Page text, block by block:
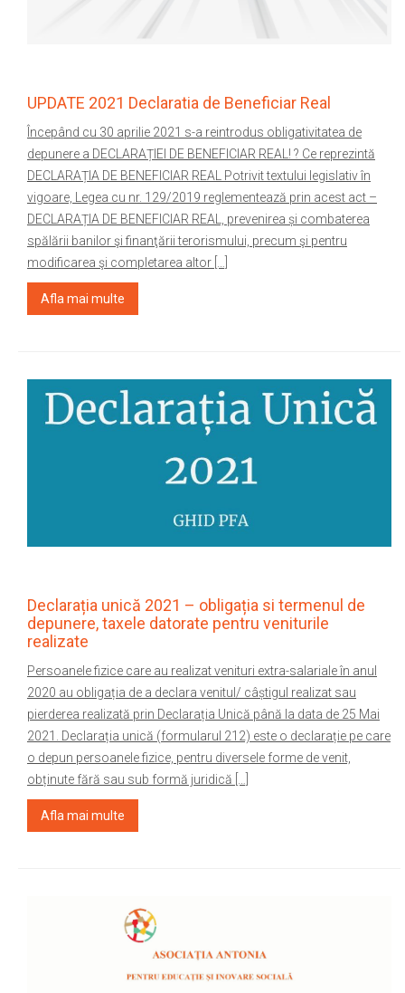
UPDATE 2021 Declaratia de Beneficiar Real
Începând cu 30 aprilie 2021 s-a reintrodus obligativitatea de
depunere a DECLARAȚIEI DE BENEFICIAR REAL! ? Ce reprezintă
DECLARAȚIA DE BENEFICIAR REAL Potrivit textului legislativ în
vigoare, Legea cu nr. 129/2019 reglementează prin acest act –
DECLARAȚIA DE BENEFICIAR REAL, prevenirea și combaterea
spălării banilor şi finanţării terorismului, precum şi pentru
modificarea şi completarea altor […]
Afla mai multe
Declarația unică 2021 – obligația si termenul de
depunere, taxele datorate pentru veniturile
realizate
Persoanele fizice care au realizat venituri extra-salariale în anul
2020 au obligația de a declara venitul/ câștigul realizat sau
pierderea realizată prin Declarația Unică până la data de 25 Mai
2021. Declarația unică (formularul 212) este o declarație pe care
o depun persoanele fizice, pentru diversele forme de venit,
obținute fără sau sub formă juridică […]
Afla mai multe